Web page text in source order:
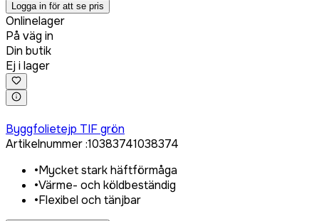
Logga in för att se pris
Onlinelager
På väg in
Din butik
Ej i lager
Byggfolietejp TIF grön
Artikelnummer:10383741038374
•Mycket stark häftförmåga
•Värme- och köldbeständig
•Flexibel och tänjbar